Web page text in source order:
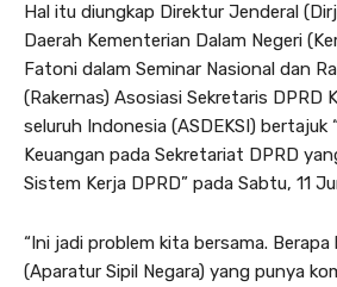
Hal itu diungkap Direktur Jenderal
Daerah Kementerian Dalam Negeri
Fatoni dalam Seminar Nasional dan
(Rakernas) Asosiasi Sekretaris DPRD
seluruh Indonesia (ASDEKSI) bertajuk
Keuangan pada Sekretariat DPRD
Sistem Kerja DPRD” pada Sabtu, 11
“Ini jadi problem kita bersama. Berapa
(Aparatur Sipil Negara) yang punya